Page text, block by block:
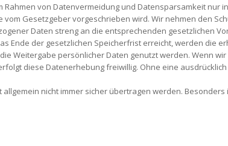
von Datenvermeidung und Datensparsamkeit nur
Gesetzgeber vorgeschrieben wird. Wir nehmen den
Daten streng an die entsprechenden gesetzlichen
Ende der gesetzlichen Speicherfrist erreicht, werden die
Weitergabe persönlicher Daten genutzt werden. Wenn
diese Datenerhebung freiwillig. Ohne eine
nicht immer sicher übertragen werden.